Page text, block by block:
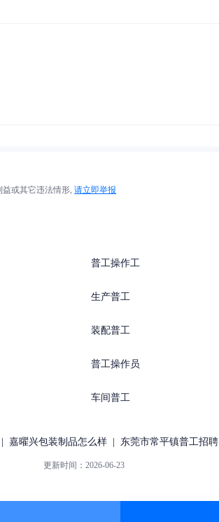
或其它违法情形, 请立即举报
普工操作工
生产普工
装配普工
普工操作员
车间普工
嘉曜兴包装制品怎么样 东莞市常平镇普工招聘
更新时间： 2026-06-23